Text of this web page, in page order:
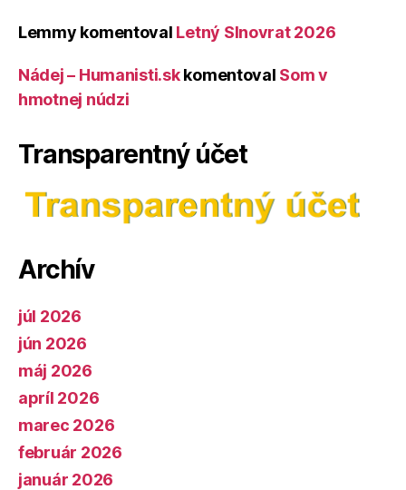
Lemmy komentoval Letný Slnovrat 2026
Nádej – Humanisti.skkomentoval Som v
hmotnej núdzi
Transparentný účet
Archív
júl 2026
jún 2026
máj 2026
apríl 2026
marec 2026
február 2026
január 2026